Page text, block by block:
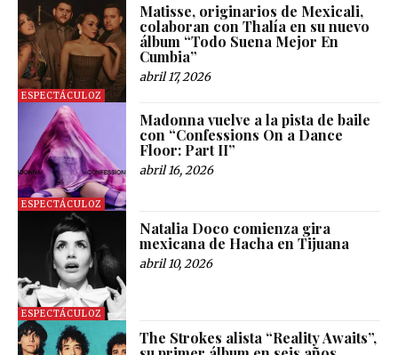
ESPECTÁCULOZ
Matisse, originarios de Mexicali,
colaboran con Thalía en su nuevo
álbum “Todo Suena Mejor En
Cumbia”
abril 17, 2026
ESPECTÁCULOZ
Madonna vuelve a la pista de baile
con “Confessions On a Dance
Floor: Part II”
abril 16, 2026
ESPECTÁCULOZ
Natalia Doco comienza gira
mexicana de Hacha en Tijuana
abril 10, 2026
The Strokes alista “Reality Awaits”,